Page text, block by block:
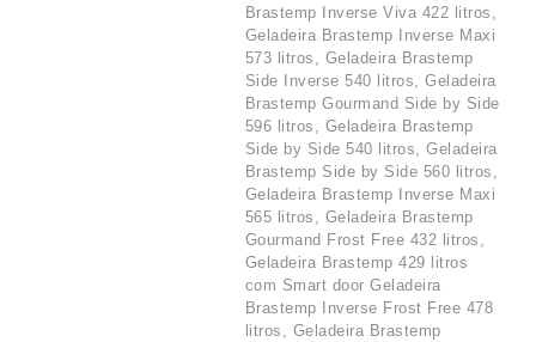
Brastemp Inverse Viva 422 litros,
Geladeira Brastemp Inverse Maxi
573 litros, Geladeira Brastemp
Side Inverse 540 litros, Geladeira
Brastemp Gourmand Side by Side
596 litros, Geladeira Brastemp
Side by Side 540 litros, Geladeira
Brastemp Side by Side 560 litros,
Geladeira Brastemp Inverse Maxi
565 litros, Geladeira Brastemp
Gourmand Frost Free 432 litros,
Geladeira Brastemp 429 litros
com Smart door Geladeira
Brastemp Inverse Frost Free 478
litros, Geladeira Brastemp